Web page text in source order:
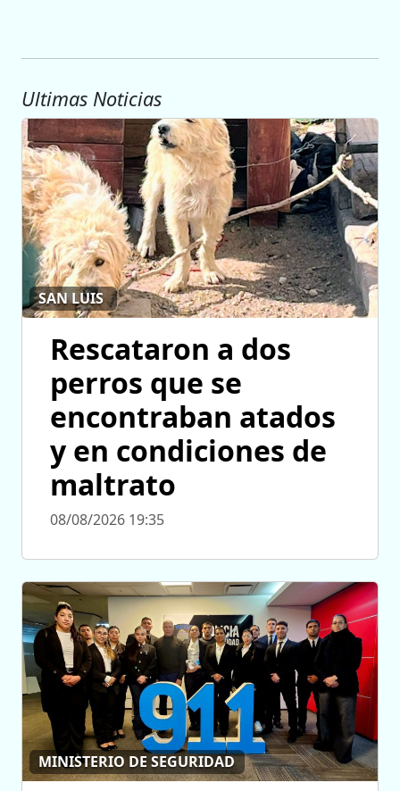
Ultimas Noticias
SAN LUIS
Rescataron a dos
perros que se
encontraban atados
y en condiciones de
maltrato
08/08/2026 19:35
MINISTERIO DE SEGURIDAD